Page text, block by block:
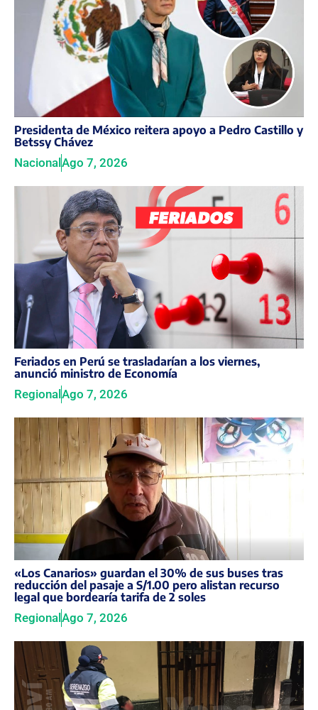
Presidenta de México reitera apoyo a Pedro Castillo y
Betssy Chávez
NacionalAgo 7, 2026
Feriados en Perú se trasladarían a los viernes,
anunció ministro de Economía
Regional Ago 7, 2026
«Los Canarios» guardan el 30% de sus buses tras
reducción del pasaje a S/1.00 pero alistan recurso
legal que bordearía tarifa de 2 soles
Regional Ago 7, 2026